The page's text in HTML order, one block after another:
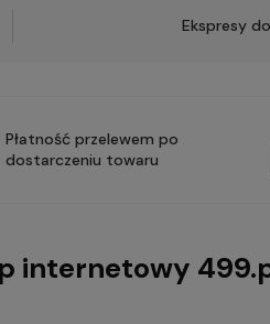
Ekspresy
Płatność przelewem po
dostarczeniu towaru
internetowy